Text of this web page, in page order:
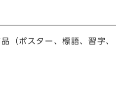
（ポスター、標語、習字、